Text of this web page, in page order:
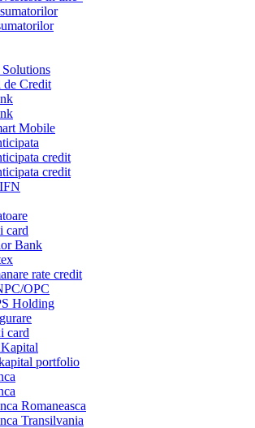
de Credit
Mobile
credit
credit
card
Bank
rate credit
OPC
Holding
card
portfolio
Romaneasca
Transilvania